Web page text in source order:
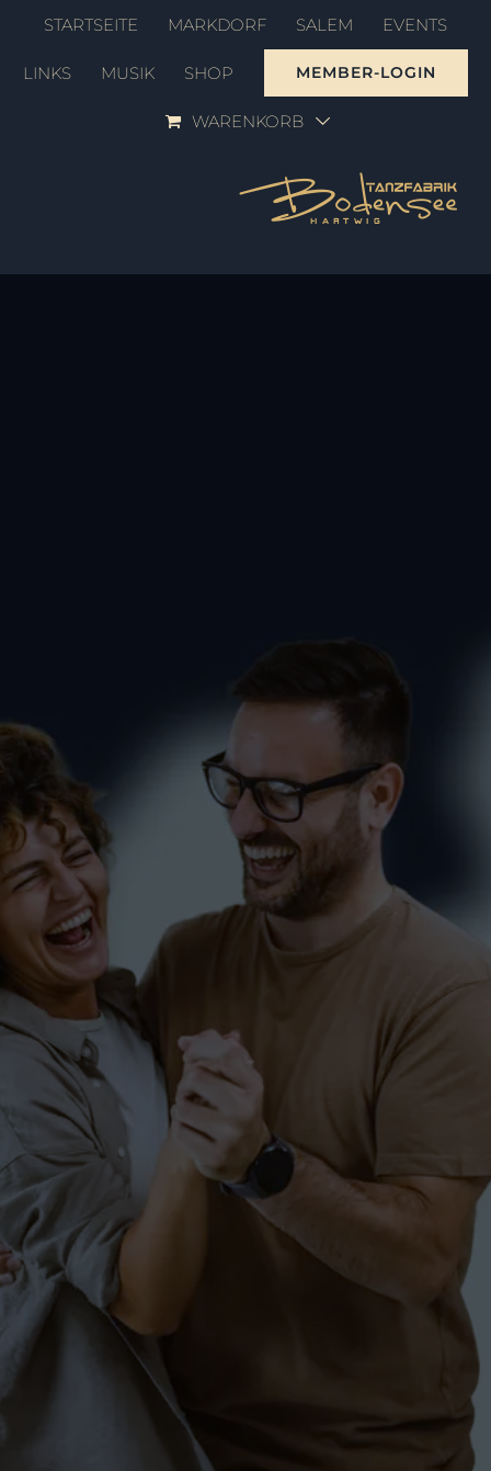
Zum
springen
STARTSEITE MARKDORF SALEM EVENTS
LINKS MUSIK SHOP MEMBER-LOGIN
WARENKORB
Spruch 04 – Fitness-Flat
Bodensee
FITNESS
SCHÜLER
SINGLES
Fitness-Flat Bodensee
FITNESS
SINGLES